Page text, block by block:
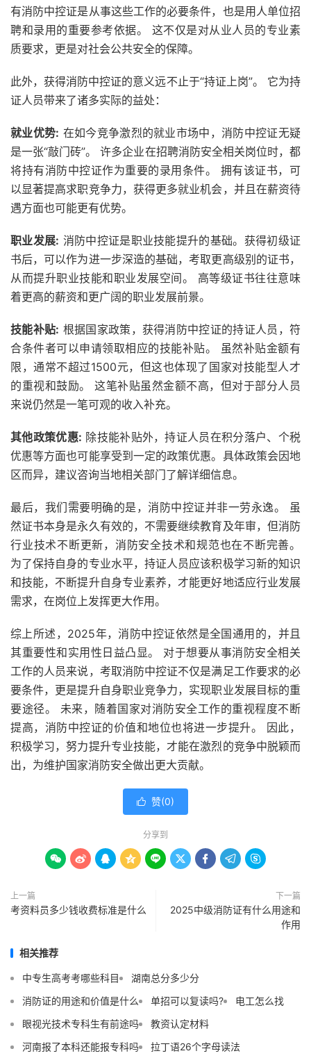
有消防中控证是从事这些工作的必要条件，也是用人单位招
聘和录用的重要参考依据。 这不仅是对从业人员的专业素
质要求，更是对社会公共安全的保障。
此外，获得消防中控证的意义远不止于“持证上岗”。 它为持
证人员带来了诸多实际的益处：
就业优势: 在如今竞争激烈的就业市场中，消防中控证无疑
是一张“敲门砖”。 许多企业在招聘消防安全相关岗位时，都
将持有消防中控证作为重要的录用条件。 拥有该证书，可
以显著提高求职竞争力，获得更多就业机会，并且在薪资待
遇方面也可能更有优势。
职业发展: 消防中控证是职业技能提升的基础。获得初级证
书后，可以作为进一步深造的基础，考取更高级别的证书，
从而提升职业技能和职业发展空间。 高等级证书往往意味
着更高的薪资和更广阔的职业发展前景。
技能补贴: 根据国家政策，获得消防中控证的持证人员，符
合条件者可以申请领取相应的技能补贴。 虽然补贴金额有
限，通常不超过1500元，但这也体现了国家对技能型人才
的重视和鼓励。 这笔补贴虽然金额不高，但对于部分人员
来说仍然是一笔可观的收入补充。
其他政策优惠: 除技能补贴外，持证人员在积分落户、个税
优惠等方面也可能享受到一定的政策优惠。具体政策会因地
区而异，建议咨询当地相关部门了解详细信息。
最后，我们需要明确的是，消防中控证并非一劳永逸。 虽
然证书本身是永久有效的，不需要继续教育及年审，但消防
行业技术不断更新，消防安全技术和规范也在不断完善。
为了保持自身的专业水平，持证人员应该积极学习新的知识
和技能，不断提升自身专业素养，才能更好地适应行业发展
需求，在岗位上发挥更大作用。
综上所述，2025年，消防中控证依然是全国通用的，并且
其重要性和实用性日益凸显。 对于想要从事消防安全相关
工作的人员来说，考取消防中控证不仅是满足工作要求的必
要条件，更是提升自身职业竞争力，实现职业发展目标的重
要途径。 未来，随着国家对消防安全工作的重视程度不断
提高，消防中控证的价值和地位也将进一步提升。 因此，
积极学习，努力提升专业技能，才能在激烈的竞争中脱颖而
出，为维护国家消防安全做出更大贡献。
 赞(0)
分享到
        
上一篇
考资料员多少钱收费标准是什么
下一篇
2025中级消防证有什么用途和
作用
相关推荐
中专生高考考哪些科目
湖南总分多少分
消防证的用途和价值是什么
单招可以复读吗?
电工怎么找
眼视光技术专科生有前途吗
教资认定材料
河南报了本科还能报专科吗
拉丁语26个字母读法